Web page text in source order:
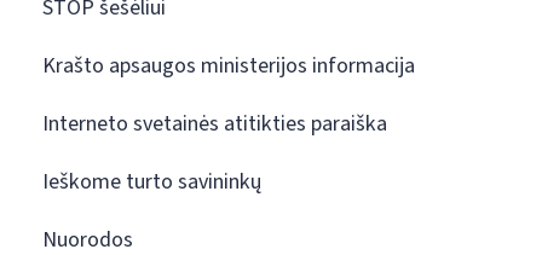
STOP šešėliui
Krašto apsaugos ministerijos informacija
Interneto svetainės atitikties paraiška
Ieškome turto savininkų
Nuorodos